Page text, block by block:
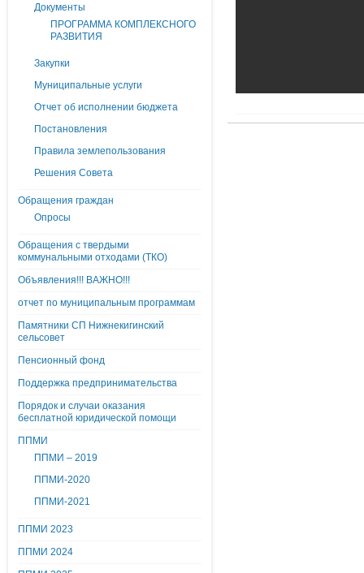
Документы
ПРОГРАММА КОМПЛЕКСНОГО
РАЗВИТИЯ
Закупки
Муниципальные услуги
Отчет об исполнении бюджета
Постановления
Правила землепользования
Решения Совета
Обращения граждан
Опросы
Обращения с твердыми
коммунальными отходами (ТКО)
Объявления!!! ВАЖНО!!!
отчет по муниципальным программам
Памятники СП Нижнекигинский
сельсовет
Пенсионный фонд
Поддержка предпринимательства
Порядок и случаи оказания
бесплатной юридической помощи
ППМИ
ППМИ – 2019
ППМИ-2020
ППМИ-2021
ППМИ 2023
ППМИ 2024